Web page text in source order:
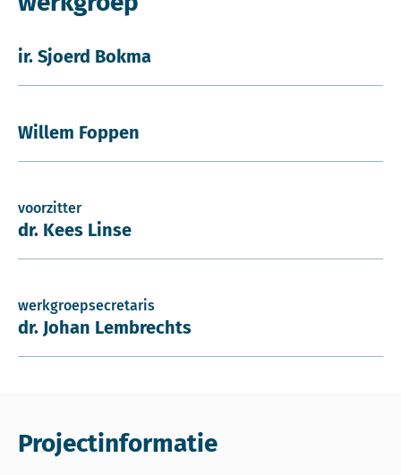
ir. Sjoerd Bokma
Willem Foppen
voorzitter
dr. Kees Linse
werkgroepsecretaris
dr. Johan Lembrechts
Projectinformatie